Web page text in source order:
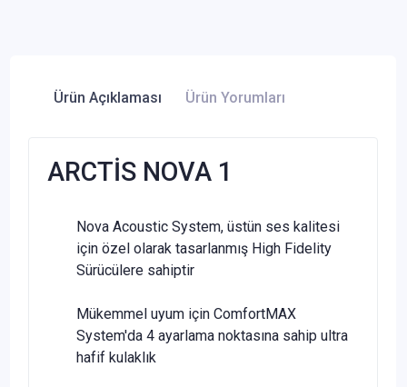
Ürün Açıklaması Ürün Yorumları
ARCTİS NOVA 1
Nova Acoustic System, üstün ses kalitesi
için özel olarak tasarlanmış High Fidelity
Sürücülere sahiptir
Mükemmel uyum için ComfortMAX
System'da 4 ayarlama noktasına sahip ultra
hafif kulaklık